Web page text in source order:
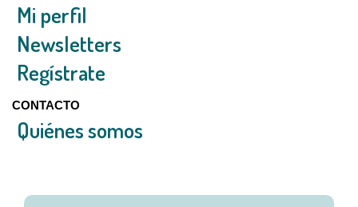
Mi perfil
Newsletters
Regístrate
CONTACTO
Quiénes somos